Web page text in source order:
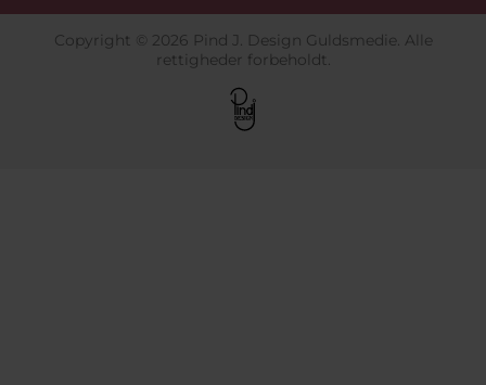
Copyright © 2026 Pind J. Design Guldsmedie. Alle
rettigheder forbeholdt.